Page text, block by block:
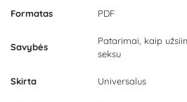
Formatas PDF
Savybės
Patarimai, kaip
seksu
Skirta Universalus